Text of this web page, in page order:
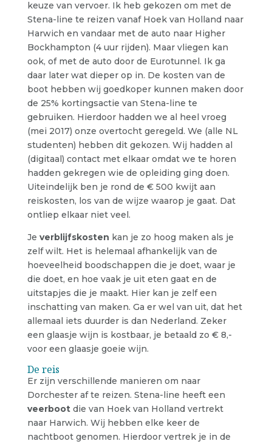
keuze van vervoer. Ik heb gekozen om met de
Stena-line te reizen vanaf Hoek van Holland naar
Harwich en vandaar met de auto naar Higher
Bockhampton (4 uur rijden). Maar vliegen kan
ook, of met de auto door de Eurotunnel. Ik ga
daar later wat dieper op in. De kosten van de
boot hebben wij goedkoper kunnen maken door
de 25% kortingsactie van Stena-line te
gebruiken. Hierdoor hadden we al heel vroeg
(mei 2017) onze overtocht geregeld. We (alle NL
studenten) hebben dit gekozen. Wij hadden al
(digitaal) contact met elkaar omdat we te horen
hadden gekregen wie de opleiding ging doen.
Uiteindelijk ben je rond de € 500 kwijt aan
reiskosten, los van de wijze waarop je gaat. Dat
ontliep elkaar niet veel.
Je verblijfskosten kan je zo hoog maken als je
zelf wilt. Het is helemaal afhankelijk van de
hoeveelheid boodschappen die je doet, waar je
die doet, en hoe vaak je uit eten gaat en de
uitstapjes die je maakt. Hier kan je zelf een
inschatting van maken. Ga er wel van uit, dat het
allemaal iets duurder is dan Nederland. Zeker
een glaasje wijn is kostbaar, je betaald zo € 8,-
voor een glaasje goeie wijn.
De reis
Er zijn verschillende manieren om naar
Dorchester af te reizen. Stena-line heeft een
veerbootdie van Hoek van Holland vertrekt
naar Harwich. Wij hebben elke keer de
nachtboot genomen. Hierdoor vertrek je in de